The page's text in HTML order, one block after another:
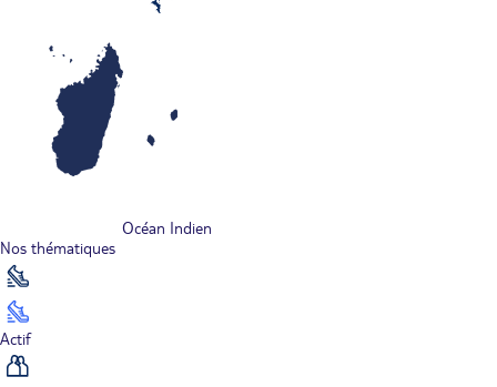
Océan Indien
Nos thématiques
Actif